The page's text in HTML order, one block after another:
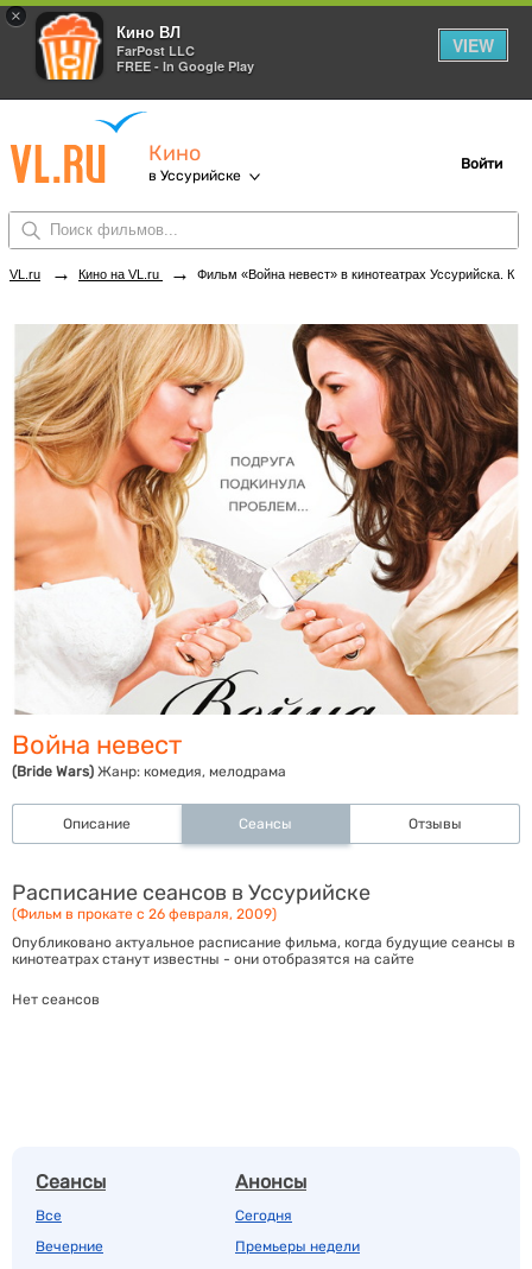
×
Кино ВЛ
FarPost LLC
FREE - In Google Play
VIEW
Кино
в Уссурийске
Войти
VL.ru → Кино на VL.ru → Фильм «Война невест» в кинотеатрах Уссурийска. Купить билеты!
Война невест
(Bride Wars) Жанр: комедия, мелодрама
Описание Сеансы Отзывы
Расписание сеансов в Уссурийске
(Фильм в прокате с 26 февраля, 2009)
Опубликовано актуальное расписание фильма, когда будущие сеансы в
кинотеатрах станут известны - они отобразятся на сайте
Нет сеансов
Сеансы
Все
Вечерние
Анонсы
Сегодня
Премьеры недели